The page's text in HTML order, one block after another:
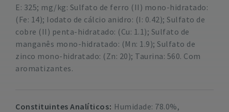
E: 325; mg/kg: Sulfato de ferro (II) mono-hidratado:
(Fe: 14); Iodato de cálcio anidro: (I: 0.42); Sulfato de
cobre (II) penta-hidratado: (Cu: 1.1); Sulfato de
manganês mono-hidratado: (Mn: 1.9); Sulfato de
zinco mono-hidratado: (Zn: 20); Taurina: 560. Com
aromatizantes.
Constituintes Analíticos Humidade: 78.0%,